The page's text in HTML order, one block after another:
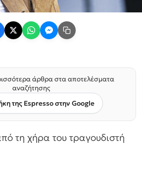
άρθρα στα αποτελέσματα
αναζήτησης
της Espresso στην Google
τη χήρα του τραγουδιστή